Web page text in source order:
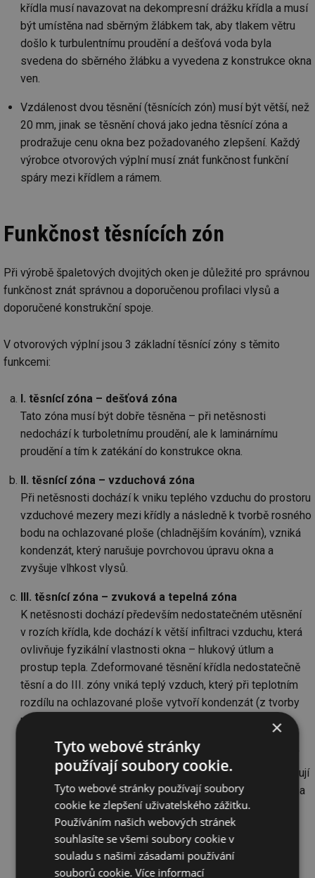
křídla musí navazovat na dekompresní drážku křídla a musí
být umístěna nad sběrným žlábkem tak, aby tlakem větru
došlo k turbulentnímu proudění a dešťová voda byla
svedena do sběrného žlábku a vyvedena z konstrukce okna
ven.
Vzdálenost dvou těsnění (těsnících zón) musí být větší, než
20 mm, jinak se těsnění chová jako jedna těsnící zóna a
prodražuje cenu okna bez požadovaného zlepšení. Každý
výrobce otvorových výplní musí znát funkčnost funkční
spáry mezi křídlem a rámem.
Funkčnost těsnících zón
Při výrobě špaletových dvojitých oken je důležité pro správnou
funkčnost znát správnou a doporučenou profilaci vlysů a
doporučené konstrukční spoje.
V otvorových výplní jsou 3 základní těsnící zóny s těmito
funkcemi:
I. těsnící zóna – dešťová zóna
Tato zóna musí být dobře těsněna – při netěsnosti
nedochází k turboletnímu proudění, ale k laminárnímu
proudění a tím k zatékání do konstrukce okna.
II. těsnící zóna – vzduchová zóna
Při netěsnosti dochází k vniku teplého vzduchu do prostoru
vzduchové mezery mezi křídly a následně k tvorbě rosného
bodu na ochlazované ploše (chladnějším kováním), vzniká
kondenzát, který narušuje povrchovou úpravu okna a
zvyšuje vlhkost vlysů.
III. těsnící zóna – zvuková a tepelná zóna
K netěsnosti dochází především nedostatečném utěsnění
v rozích křídla, kde dochází k větší infiltraci vzduchu, která
ovlivňuje fyzikální vlastnosti okna – hlukový útlum a
prostup tepla. Zdeformované těsnění křídla nedostatečně
těsní a do III. zóny vniká teplý vzduch, který při teplotním
rozdílu na ochlazované ploše vytvoří kondenzát (z tvorby
rosného bodu) v polodrážce vlysu.
Hlukový útlum lze snížit u těchto výplní otvorů nad 50 dB.
Hlukový útlum lze zvyšovat hmotnostní skel, vzdáleností
skel, rozdílnými tloušťkami skel. Tato dvojitá okna umožňují
mnoho variant na snížení prostupu tepla i mnoho variant na
zvýšení hlukového útlumu.
Dvojitá (špaletová) okna vždy docilovala velmi dobrých
fyzikálních parametrů i v dřívějších dobách i bez použití
izolačních skel. Návrat k těmto oknům je především
×
Tyto webové stránky
používají soubory cookie.
Tyto webové stránky používají soubory
cookie ke zlepšení uživatelského zážitku.
Používáním našich webových stránek
souhlasíte se všemi soubory cookie v
souladu s našimi zásadami používání
souborů cookie.Více informací